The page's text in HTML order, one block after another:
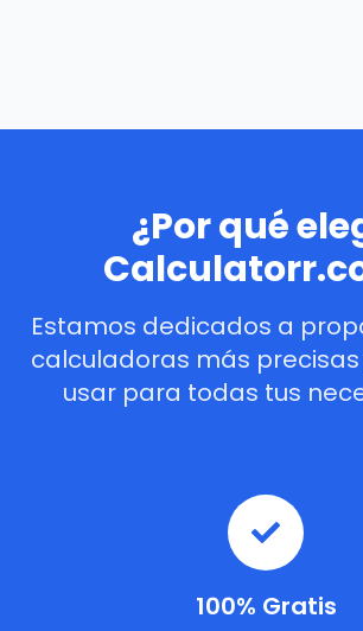
¿Por qué
Estamos dedicados a
calculadoras más
usar para todas tus
100% Gratis